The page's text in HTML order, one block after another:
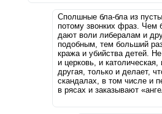
Сполшные бла-бла из
потому звонких фраз. Чем
дают воли либералам и
подобным, тем больший
кража и убийства детей.
и церковь, и
другая, только и делает,
скандалах, в том числе и
в рясах и заказывают